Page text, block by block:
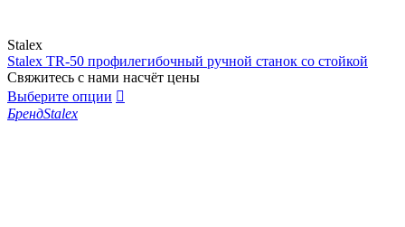
Stalex
Stalex TR-50 профилегибочный ручной станок со стойкой
Свяжитесь с нами насчёт цены
Выберите опции 
БрендStalex